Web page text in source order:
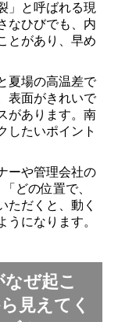
」と呼ばれる現
なひびでも、内
とがあり、早め
夏場の高温差で
表面がきれいで
があります。南
したいポイント
ーや管理会社の
どの位置で、
ただくと、動く
になります。
ぜ起こ
見えてく